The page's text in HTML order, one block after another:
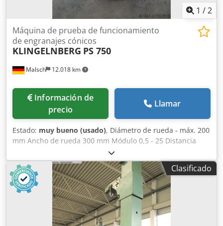
1 /2
Malsch 12.018 km
Máquina de prueba de funcionamiento
de engranajes cónicos
KLINGELNBERG PS 750
Información de
precio
Llamar
Estado: muy bueno (usado), Diámetro de rueda - máx. 200
mm Ancho de rueda 300 mm Módulo 0,5 - 25 Distancia
entre puntos 750 mm Djdpfey Umi Isx Ai Aock Peso de la
máquina aprox. 0,2 t Espacio requerido aprox. 0,8 x 0,6 x
0,6 m Dispositivo de prueba de sinfín Comprobación de: la
forma del flanco, el ángulo de generación del flanco, el
paso axial, la altura del paso, el ancho del hueco del
diente, la altura del diente, la excentricidad en los flancos
Clasificado